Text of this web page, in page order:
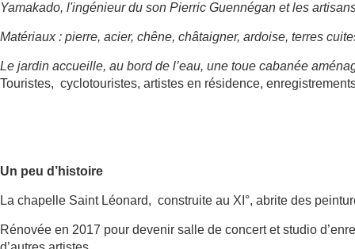
Yamakado, l'ingénieur du son Pierric Guennégan et les
Matériaux : pierre, acier, chêne, châtaigner, ardoise, terres
Le jardin accueille, au bord de l’eau, une toue cabanée
Touristes, cyclotouristes, artistes en résidence,
Un peu d’histoire
La chapelle Saint Léonard, construite au XI°, abrite des
Rénovée en 2017 pour devenir salle de concert et studio